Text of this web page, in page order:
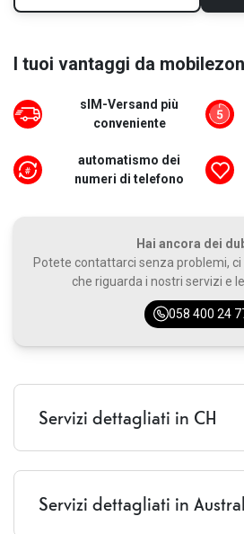
I tuoi vantaggi da
sIM-Versand più
conveniente
automatismo dei
numeri di telefono
Hai ancora dei
Potete contattarci senza problemi,
che riguarda i nostri servizi e
058 400 24
Servizi dettagliati in CH
illimitato
SMS CH
Servizi dettagliati in